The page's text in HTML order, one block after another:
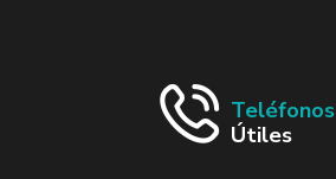
Teléfonos
Útiles